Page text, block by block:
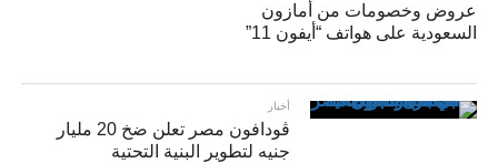
عروض وخصومات من أمازون
السعودية على هواتف “أيفون 11”
أخبار
ڤودافون مصر تعلن ضخ 20 مليار
جنيه لتطوير البنية التحتية